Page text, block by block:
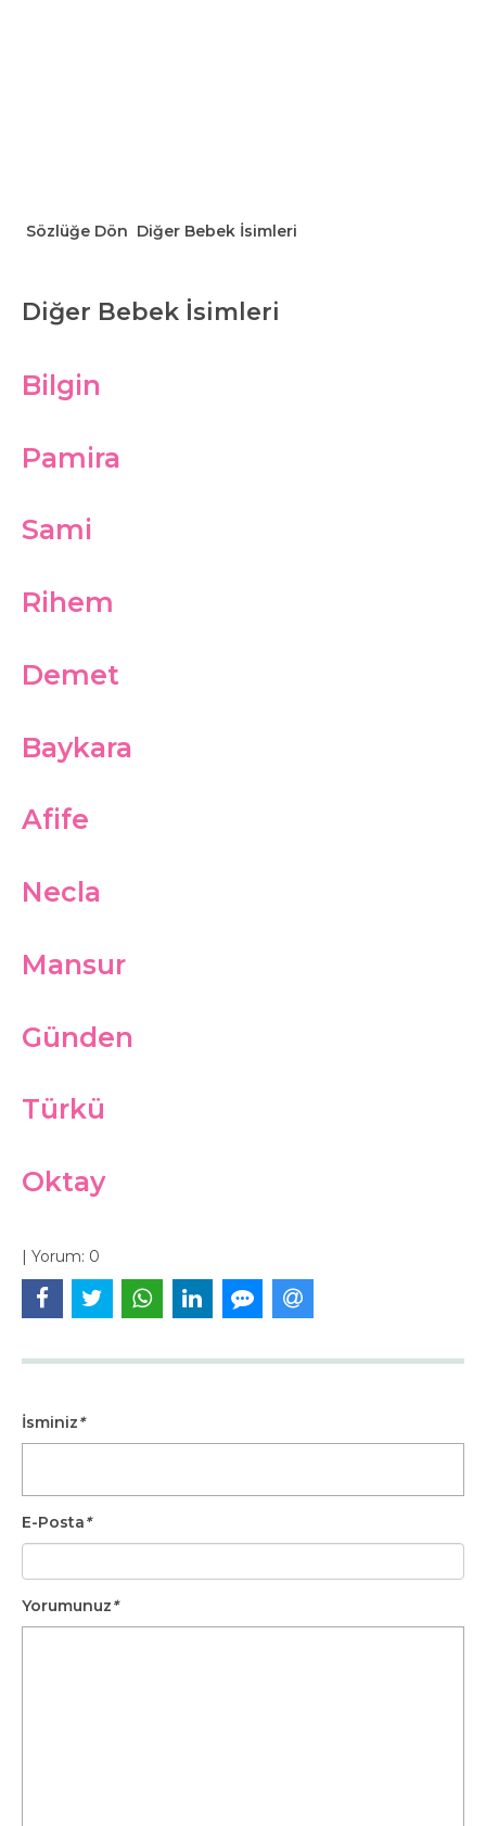
Sözlüğe Dön Diğer Bebek İsimleri
Diğer Bebek İsimleri
Bilgin
Pamira
Sami
Rihem
Demet
Baykara
Afife
Necla
Mansur
Günden
Türkü
Oktay
| Yorum: 0
İsminiz*
E-Posta*
Yorumunuz*